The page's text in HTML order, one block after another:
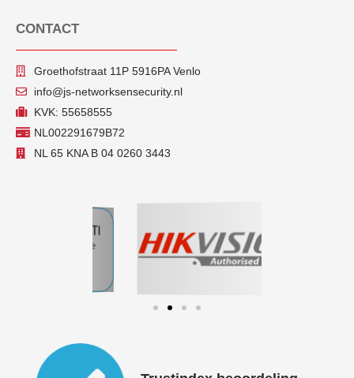
CONTACT
Groethofstraat 11P 5916PA Venlo
info@js-networksensecurity.nl
KVK: 55658555
NL002291679B72
NL 65 KNA B 04 0260 3443